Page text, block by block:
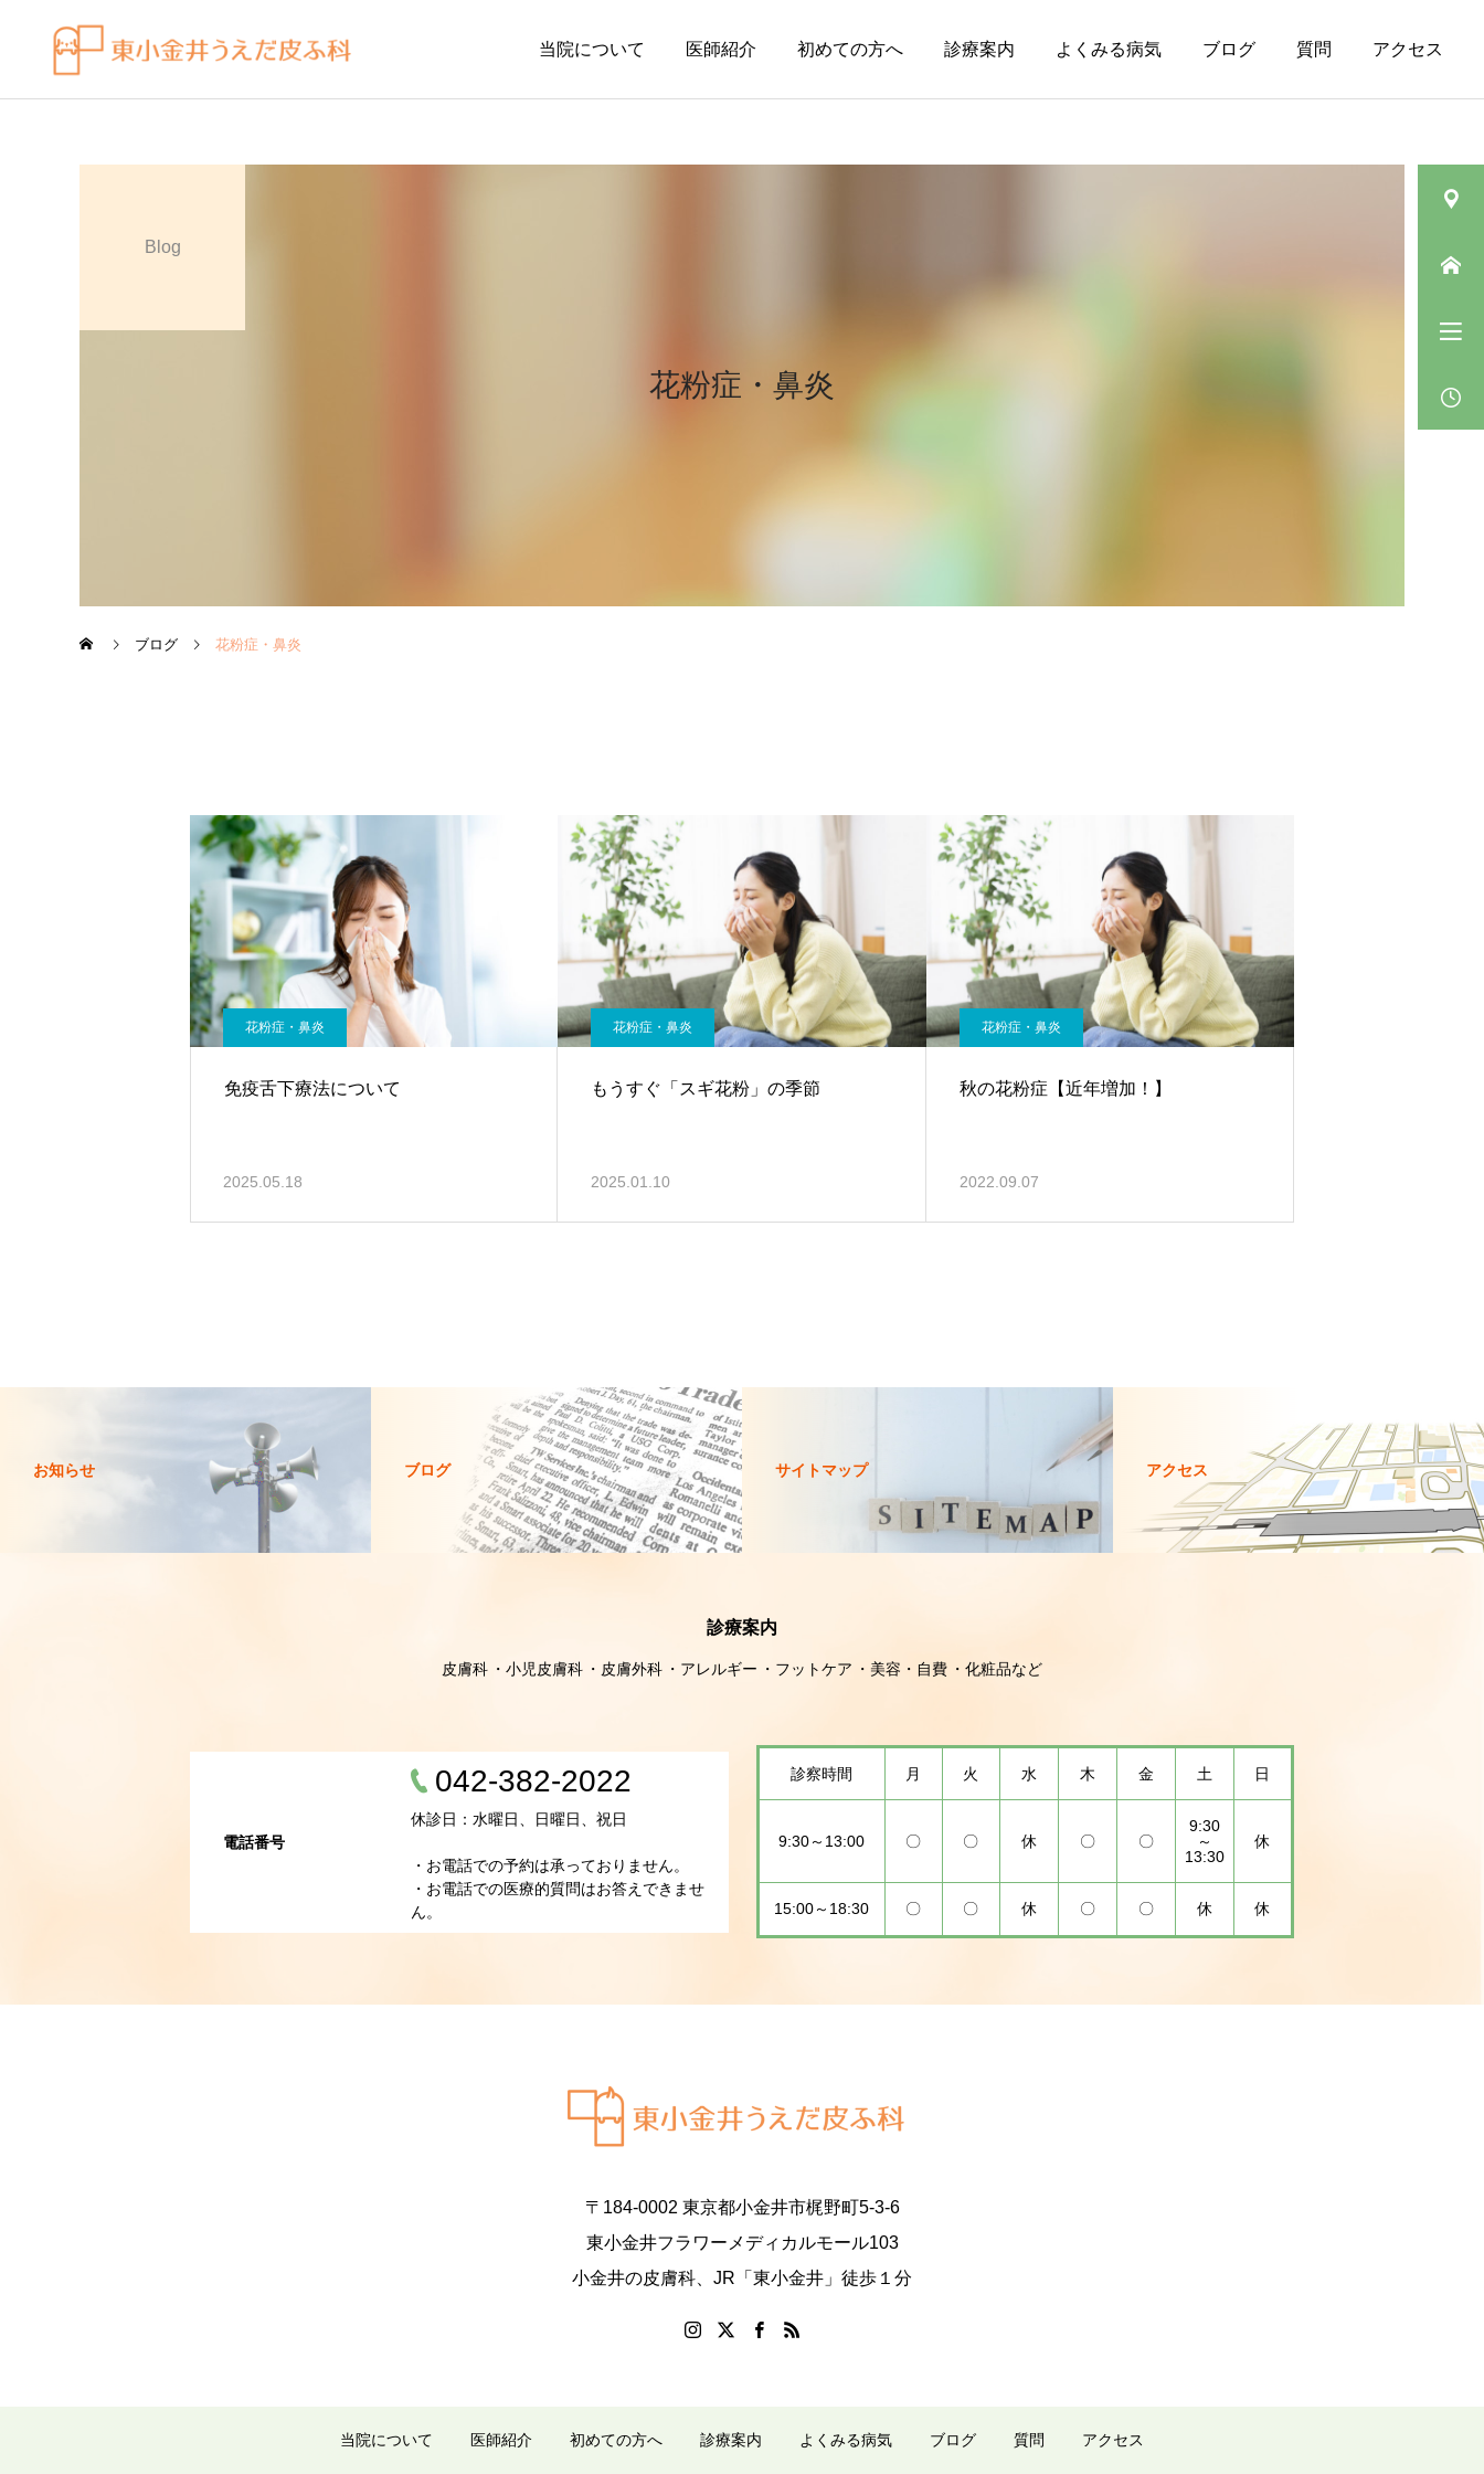
当院について 医師紹介 初めての方へ 診療案内 よくみる病気 ブログ 質問 アクセス
ビラノア（ビラスチン）を
～エキシマライト（紫外線
ック（AG）という選択肢
ベピオウォッシュゲルの
花粉症・鼻炎
Blog
ブログ 花粉症・鼻炎
花粉症・鼻炎
免疫舌下療法について
2025.05.18
花粉症・鼻炎
もうすぐ「スギ花粉」の季節
2025.01.10
花粉症・鼻炎
秋の花粉症【近年増加！】
2022.09.07
お知らせ ブログ サイトマップ アクセス
診療案内
皮膚科 小児皮膚科 皮膚外科 アレルギー フットケア 美容・自費 化粧品など
電話番号
042-382-2022
休診日：水曜日、日曜日、祝日
・お電話での予約は承っておりません。
・お電話での医療的質問はお答えできませ
ん。
診察時間 月 火 水 木 金 土 日
9:30～13:00 〇 〇 休 〇 〇
9:30
～
13:30
休
15:00～18:30 〇 〇 休 〇 〇 休 休
〒184-0002 東京都小金井市梶野町5-3-6
東小金井フラワーメディカルモール103
小金井の皮膚科、JR「東小金井」徒歩１分
当院について 医師紹介 初めての方へ 診療案内 よくみる病気 ブログ 質問 アクセス